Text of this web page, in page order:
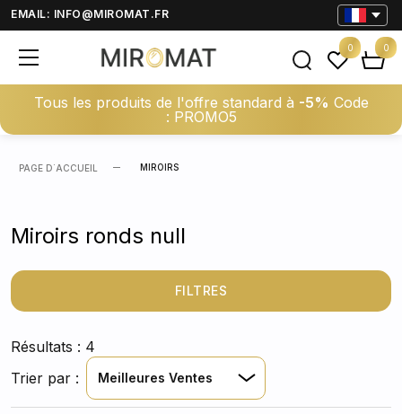
EMAIL: INFO@MIROMAT.FR
Tous les produits de l'offre standard à -5% Code
: PROMO5
0 0
PAGE D΄ACCUEIL MIROIRS
Miroirs ronds null
FILTRES
Résultats : 4
Trier par :
Meilleures Ventes